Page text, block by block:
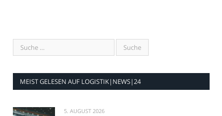
MEIST GELESEN AUF LOGISTIK|NEWS|24
5. AUGUST 2026